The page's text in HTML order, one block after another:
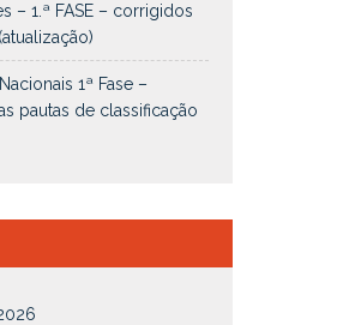
– 1.ª FASE – corrigidos
1ª Fase –
pautas de classificação